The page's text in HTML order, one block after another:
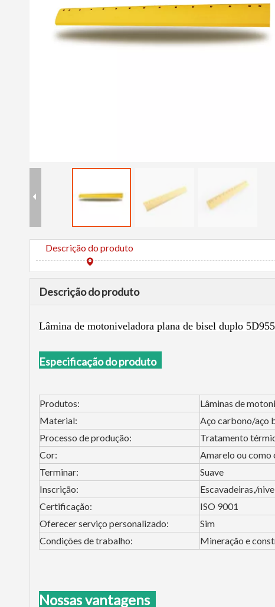
Descrição do produto
Descrição do produto
Lâmina de motoniveladora plana de bisel duplo
Especificação do produto
Produtos:
Lâminas de
Material:
Aço carbono/aço
Processo de produção:
Tratamento
Cor:
Amarelo ou como
Terminar:
Suave
Inscrição:
Escavadeiras,/
Certificação:
ISO 9001
Oferecer serviço personalizado:
Sim
Condições de trabalho:
Mineração e
Nossas vantagens